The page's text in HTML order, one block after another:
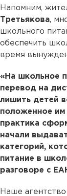
Напомним,
Третьякова,
школьного
обеспечить
время
«На школьное
перевод на
лишить детей
положенное им
практика
начали
категорий,
питание в
разговоре с
Наше